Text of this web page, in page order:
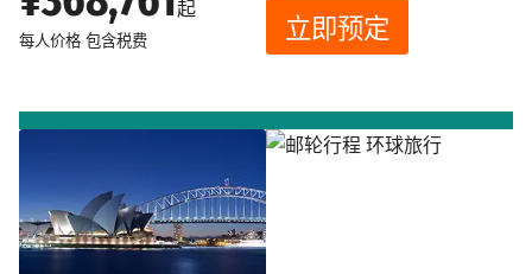
起
每人价格 包含税费
立即预定